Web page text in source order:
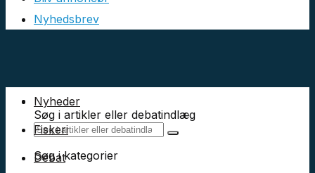
Nyhedsbrev
Søg i artikler eller debatindlæg
Søg i kategorier
Nyheder
Fiskeri
Debat